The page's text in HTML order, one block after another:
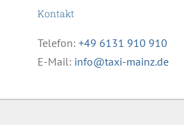
Kontakt
Telefon: +49 6131 910 910
E-Mail: info@taxi-mainz.de